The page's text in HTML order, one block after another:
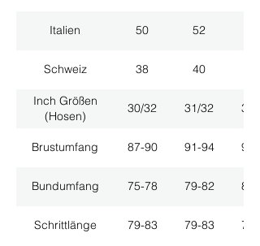
Italien 50 52
Schweiz 38 40
Inch Größen
(Hosen)
30/32 31/32 33/
Brustumfang 87-90 91-94 95-
Bundumfang 75-78 79-82 83-
Schrittlänge 79-83 79-83 79-